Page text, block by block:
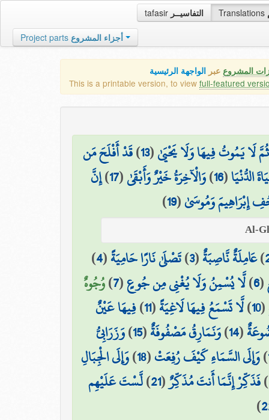
tafasir التفاسيــر Translations
Project parts أجزاء المشروع
المشروع عبر الواجهة الرئيسية
This is a printable version, to view full-featured
ثُمَّ لَا يَمُوتُ فِيهَا وَلَا يَحْيَىٰ(
13
)قَدْ أَفْلَحَ مَن
الدُّنْيَا(
16
)وَالْآخِرَةُ خَيْرٌ وَأَبْقَىٰ(
17
)إِنَّ
إِبْرَاهِيمَ وَمُوسَىٰ(
19
)
)عَامِلَةٌ نَّاصِبَةٌ(
3
)تَصْلَىٰ نَارًا حَامِيَةً(
4
)
(
6
)لَّا يُسْمِنُ وَلَا يُغْنِي مِن جُوعٍ(
7
)وُجُوهٌ
(
10
)لَّا تَسْمَعُ فِيهَا لَاغِيَةً(
11
)فِيهَا عَيْنٌ
(
14
)وَنَمَارِقُ مَصْفُوفَةٌ(
15
)وَزَرَابِيُّ
)وَإِلَى السَّمَاءِ كَيْفَ رُفِعَتْ(
18
)وَإِلَى الْجِبَالِ
)فَذَكِّرْ إِنَّمَا أَنتَ مُذَكِّرٌ(
21
)لَّسْتَ عَلَيْهِم
)